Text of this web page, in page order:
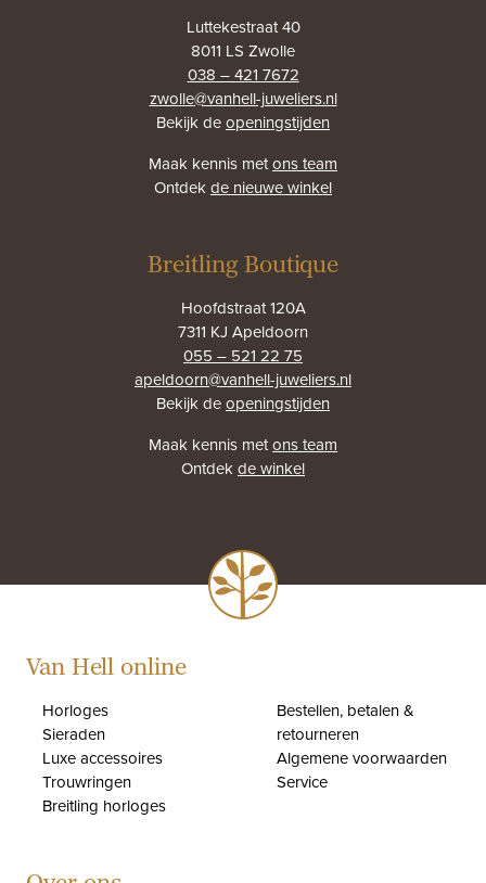
Luttekestraat 40
8011 LS Zwolle
038 – 421 7672
zwolle@vanhell-juweliers.nl
Bekijk deopeningstijden
Maak kennis metons team
Ontdekde nieuwe winkel
Breitling Boutique
Hoofdstraat 120A
7311 KJ Apeldoorn
055 – 521 22 75
apeldoorn@vanhell-juweliers.nl
Bekijk deopeningstijden
Maak kennis metons team
Ontdekde winkel
Van Hell online
Horloges
Sieraden
Luxe accessoires
Trouwringen
Breitling horloges
Bestellen, betalen &
retourneren
Algemene voorwaarden
Service